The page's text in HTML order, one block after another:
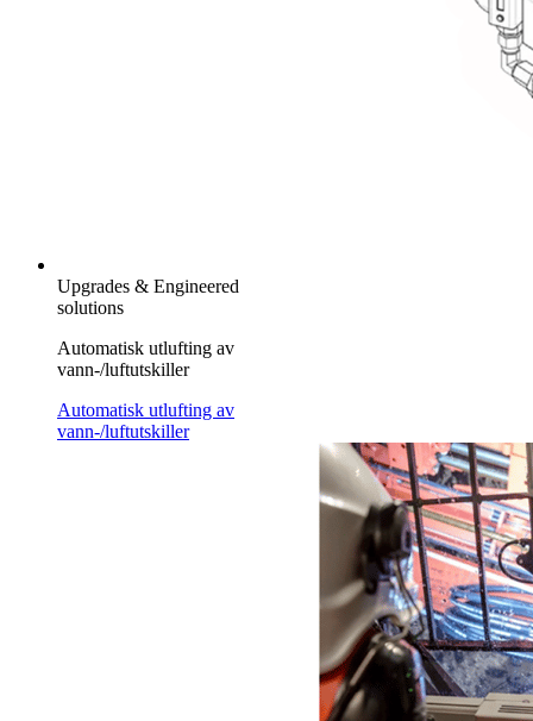
Upgrades & Engineered
solutions
Automatisk utlufting av
vann-/luftutskiller
Automatisk utlufting av
vann-/luftutskiller